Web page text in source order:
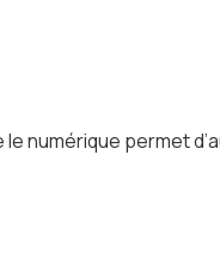
le numérique permet